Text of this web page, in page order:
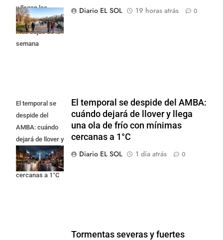
y llegan las
temperaturas
más bajas de la
semana
Diario EL SOL
19 horas atrás 0
El temporal se
despide del
AMBA: cuándo
dejará de llover y
llega una ola de
frío con mínimas
cercanas a 1°C
El temporal se despide del AMBA:
cuándo dejará de llover y llega
una ola de frío con mínimas
cercanas a 1°C
Diario EL SOL
1 día atrás 0
Tormentas severas y fuertes